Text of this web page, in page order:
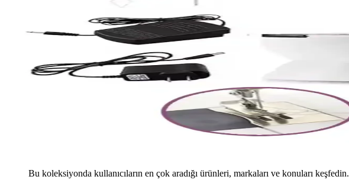
Bu koleksiyonda kullanıcıların en çok aradığı ürünleri, markaları ve konuları keşfedin.